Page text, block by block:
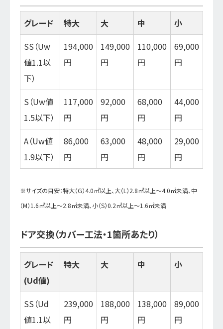
グレード 特大 大 中
小
SS（Uw
値1.1以
下）
194,000
円
149,000
円
110,000
円
69,000
円
S（Uw値
1.5以下）
117,000
円
92,000
円
68,000
円
44,000
円
A（Uw値
1.9以下）
86,000
円
63,000
円
48,000
円
29,000
円
※サイズの目安：特大（G）4.0㎡以上、大（L）2.8㎡以上～4.0㎡未満、中
（M）1.6㎡以上～2.8㎡未満、小（S）0.2㎡以上～1.6㎡未満
ドア交換（カバー工法・1箇所あたり）
グレード
(Ud値)
特大 大 中 小
SS（Ud
値1.1以
239,000
円
188,000
円
138,000
円
89,000
円